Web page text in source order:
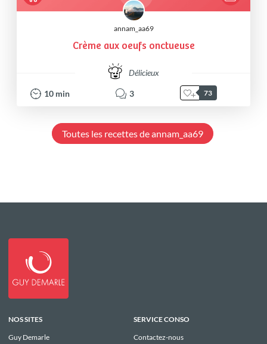
annam_aa69
Crème aux oeufs onctueuse
Délicieux
10 min 3 73
Toutes les recettes de annam_aa69
NOS SITES
Guy Demarle
SERVICE CONSO
Contactez-nous